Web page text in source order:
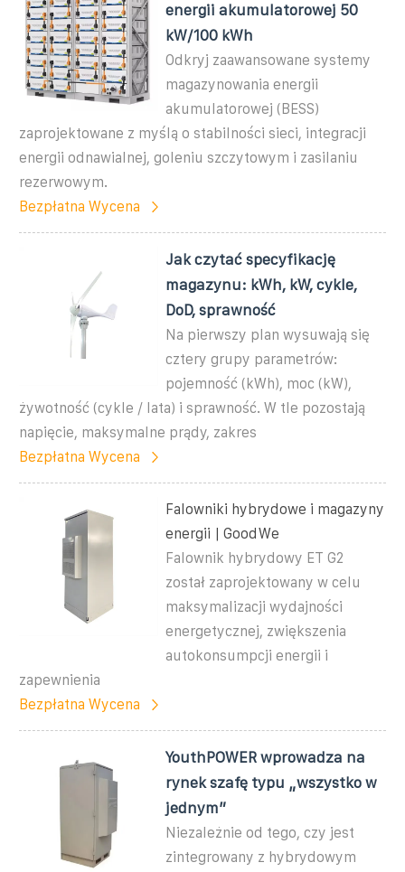
energii akumulatorowej 50
kW/100 kWh
Odkryj zaawansowane systemy
magazynowania energii
akumulatorowej (BESS)
zaprojektowane z myślą o stabilności sieci, integracji
energii odnawialnej, goleniu szczytowym i zasilaniu
rezerwowym.
Bezpłatna Wycena
Jak czytać specyfikację
magazynu: kWh, kW, cykle,
DoD, sprawność
Na pierwszy plan wysuwają się
cztery grupy parametrów:
pojemność (kWh), moc (kW),
żywotność (cykle / lata) i sprawność. W tle pozostają
napięcie, maksymalne prądy, zakres
Bezpłatna Wycena
Falowniki hybrydowe i magazyny
energii | GoodWe
Falownik hybrydowy ET G2
został zaprojektowany w celu
maksymalizacji wydajności
energetycznej, zwiększenia
autokonsumpcji energii i
zapewnienia
Bezpłatna Wycena
YouthPOWER wprowadza na
rynek szafę typu „wszystko w
jednym”
Niezależnie od tego, czy jest
zintegrowany z hybrydowym